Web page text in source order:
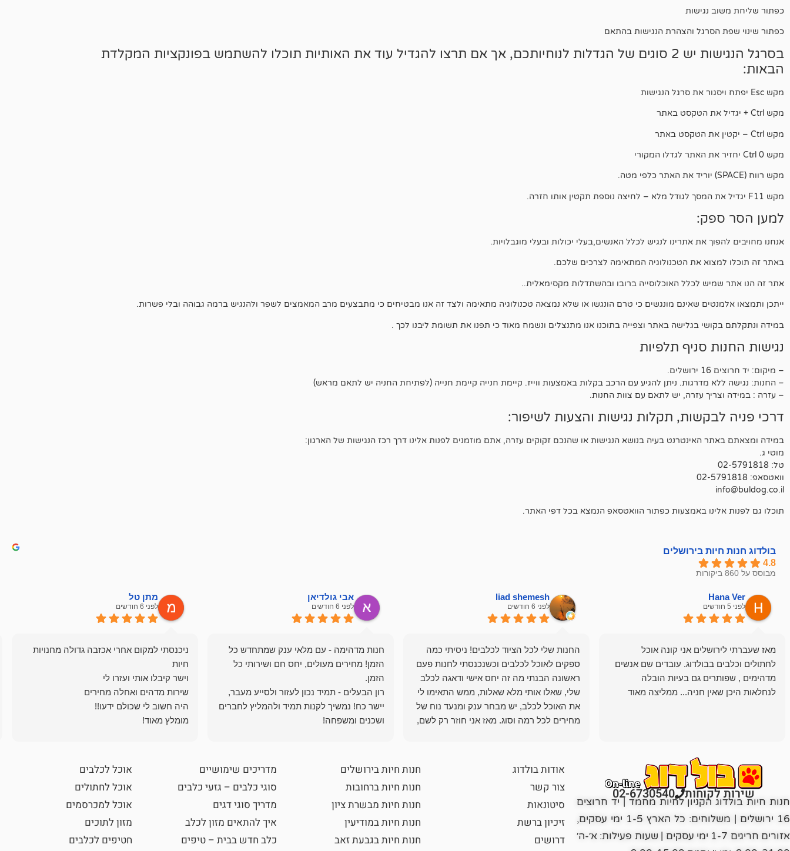
כפתור שליחת משוב נגישות
כפתור שינוי שפת הסרגל והצהרת הנגישות בהתאם
בסרגל הנגישות יש 2 סוגים של הגדלות לנוחיותכם, אך אם תרצו להגדיל עוד את האותיות תוכלו להשתמש בפונקציות המקלדת
הבאות:
מקש Esc יפתח ויסגור את סרגל הנגישות
מקש Ctrl + יגדיל את הטקסט באתר
מקש Ctrl – יקטין את הטקסט באתר
מקש Ctrl 0 יחזיר את האתר לגדלו המקורי
מקש רווח (SPACE) יוריד את האתר כלפי מטה.
מקש F11 יגדיל את המסך לגודל מלא – לחיצה נוספת תקטין אותו חזרה.
למען הסר ספק:
אנחנו מחויבים להפוך את אתרינו לנגיש לכלל האנשים,בעלי יכולות ובעלי מוגבלויות.
באתר זה תוכלו למצוא את הטכנולוגיה המתאימה לצרכים שלכם.
אתר זה הנו אתר שמיש לכלל האוכלוסייה ברובו ובהשתדלות מקסימאלית..
ייתכן ותמצאו אלמנטים שאינם מונגשים כי טרם הונגשו או שלא נמצאה טכנולוגיה מתאימה ולצד זה אנו מבטיחים כי מתבצעים מרב המאמצים לשפר ולהנגיש ברמה גבוהה ובלי פשרות.
במידה ונתקלתם בקושי בגלישה באתר וצפייה בתוכנו אנו מתנצלים ונשמח מאוד כי תפנו את תשומת ליבנו לכך .
נגישות החנות סניף תלפיות
– מיקום: יד חרוצים 16 ירושלים.
– החנות: נגישה ללא מדרגות. ניתן להגיע עם הרכב בקלות באמצעות ווייז. קיימת חנייה קיימת חנייה (לפתיחת החניה יש לתאם מראש)
– עזרה : במידה וצריך עזרה, יש לתאם עם צוות החנות.
דרכי פניה לבקשות, תקלות נגישות והצעות לשיפור:
במידה ומצאתם באתר האינטרנט בעיה בנושא הנגישות או שהנכם זקוקים עזרה, אתם מוזמנים לפנות אלינו דרך רכז הנגישות של הארגון:
מוטי ג.
טל: 02-5791818
וואטסאפ: 02-5791818
info@buldog.co.il
תוכלו גם לפנות אלינו באמצעות כפתור הוואטסאפ הנמצא בכל דפי האתר.
בולדוג חנות חיות בירושלים
4.8
מבוסס על 860 ביקורות
Hana Ver
לפני 5 חודשים
מאז שעברתי לירושלים אני קונה אוכל
לחתולים וכלבים בבולדוג. עובדים שם אנשים
מדהימים , שפותרים גם בעיות הובלה
לנחלאות היכן שאין חניה... ממליצה מאוד
liad shemesh
לפני 6 חודשים
החנות שלי לכל הציוד לכלבים! ניסיתי כמה
ספקים לאוכל לכלבים וכשנכנסתי לחנות פעם
ראשונה הבנתי מה זה יחס אישי ודאגה לכלב
שלי, שאלו אותי מלא שאלות, ממש התאימו לי
את האוכל לכלב, יש מבחר ענק ומנעד נוח של
מחירים לכל רמה וסוג. מאז אני חוזר רק לשם,
אבי גולדיאן
לפני 6 חודשים
חנות מדהימה - עם מלאי ענק שמתחדש כל
הזמן! מחירים מעולים, יחס חם ושירותי כל
רון הבעלים - תמיד נכון לעזור ולסייע מעבר,
יישר כח! נמשיך לקנות תמיד ולהמליץ לחברים
ושכנים ומשפחה!
מתן טל
לפני 6 חודשים
ניכנסתי למקום אחרי אכזבה גדולה מחנויות
מומלץ מאוד!
שירות לקוחות 02-6730540
חנות חיות בולדוג הקניון לחיות מחמד | יד חרוצים
16 ירושלים | משלוחים: כל הארץ 1-5 ימי עסקים,
אזורים חריגים 1-7 ימי עסקים | שעות פעילות: א׳-ה׳
אודות בולדוג
צור קשר
סיטונאות
זיכיון ברשת
דרושים
חנות חיות בירושלים
חנות חיות ברחובות
חנות חיות מבשרת ציון
חנות חיות במודיעין
חנות חיות בגבעת זאב
מדריכים שימושיים
סוגי כלבים – גזעי כלבים
מדריך סוגי דגים
איך להתאים מזון לכלב
כלב חדש בבית – טיפים
אוכל לכלבים
אוכל לחתולים
אוכל למכרסמים
מזון לתוכים
חטיפים לכלבים